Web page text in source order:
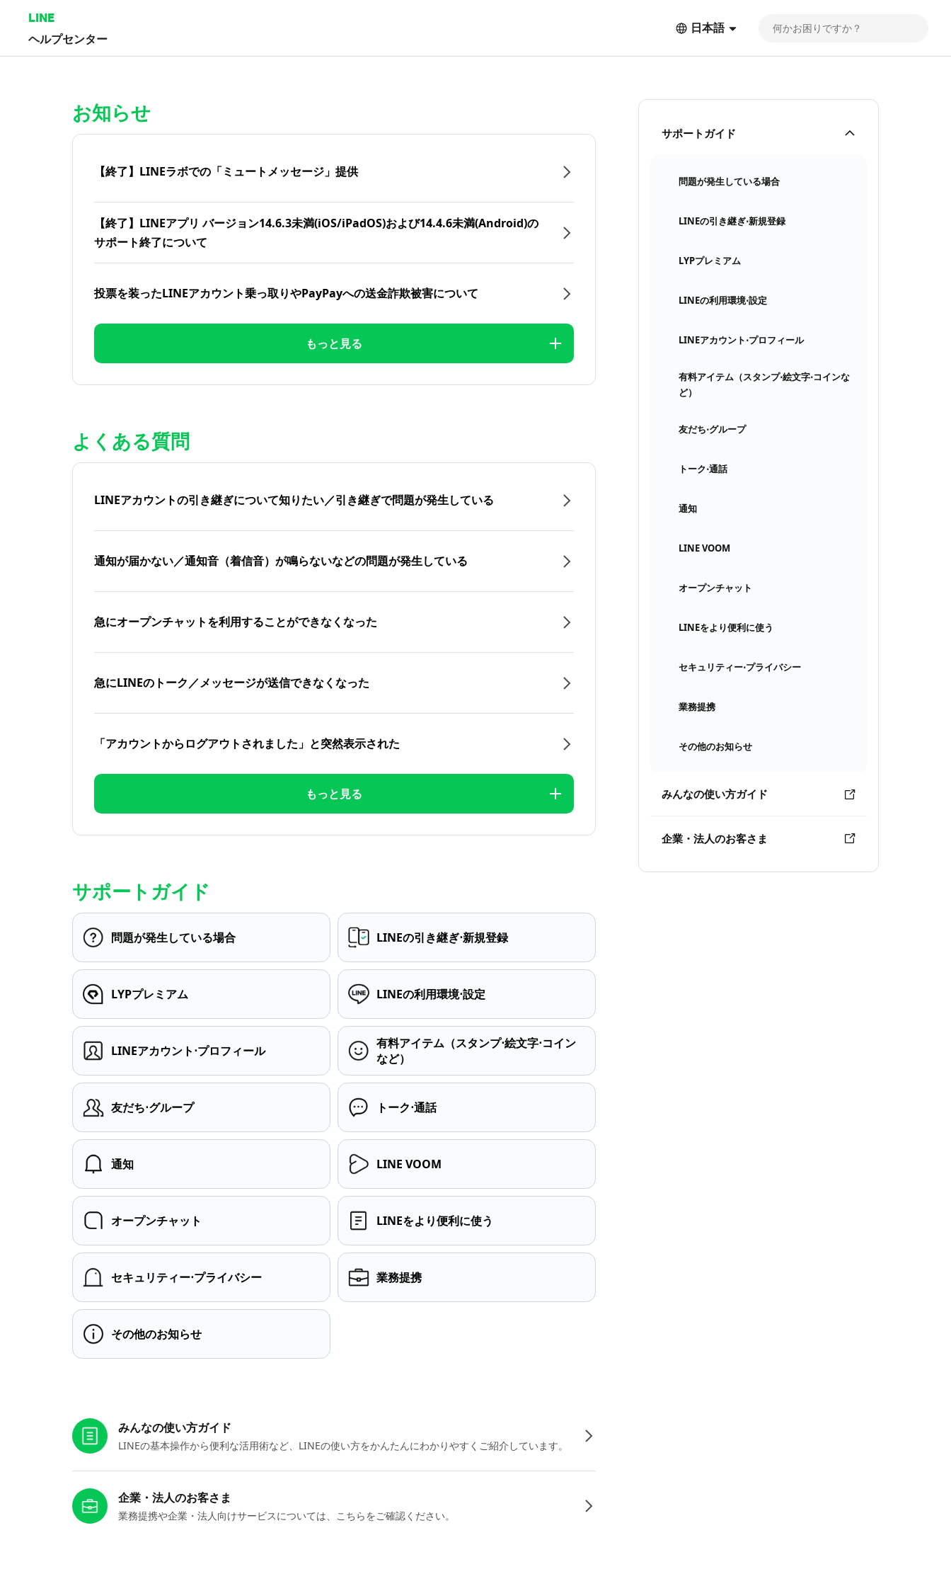
LINE
ヘルプセンター
日本語
サポートガイド
問題が発生している場合
LINEの引き継ぎ⋅新規登録
LYPプレミアム
LINEの利用環境⋅設定
LINEアカウント⋅プロフィール
有料アイテム（スタンプ⋅絵文字⋅コインな
ど）
友だち⋅グループ
トーク⋅通話
通知
LINE VOOM
オープンチャット
LINEをより便利に使う
セキュリティー⋅プライバシー
業務提携
その他のお知らせ
みんなの使い方ガイド
企業・法人のお客さま
お知らせ
【終了】LINEラボでの「ミュートメッセージ」提供
【終了】LINEアプリ バージョン14.6.3未満(iOS/iPadOS)および14.4.6未満(Android)の
サポート終了について
投票を装ったLINEアカウント乗っ取りやPayPayへの送金詐欺被害について
もっと見る
よくある質問
LINEアカウントの引き継ぎについて知りたい／引き継ぎで問題が発生している
通知が届かない／通知音（着信音）が鳴らないなどの問題が発生している
急にオープンチャットを利用することができなくなった
急にLINEのトーク／メッセージが送信できなくなった
「アカウントからログアウトされました」と突然表示された
もっと見る
サポートガイド
問題が発生している場合 LINEの引き継ぎ⋅新規登録
LYPプレミアム LINEの利用環境⋅設定
LINEアカウント⋅プロフィール
有料アイテム（スタンプ⋅絵文字⋅コイン
など）
友だち⋅グループ トーク⋅通話
通知 LINE VOOM
オープンチャット LINEをより便利に使う
セキュリティー⋅プライバシー 業務提携
その他のお知らせ
みんなの使い方ガイド
LINEの基本操作から便利な活用術など、LINEの使い方をかんたんにわかりやすくご紹介しています。
企業・法人のお客さま
業務提携や企業・法人向けサービスについては、こちらをご確認ください。